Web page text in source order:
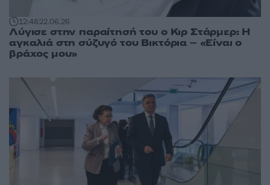
12:4822.06.26
Λύγισε στην παραίτησή του ο Κιρ Στάρμερ: Η
αγκαλιά στη σύζυγό του Βικτόρια – «Είναι ο
βράχος μου»